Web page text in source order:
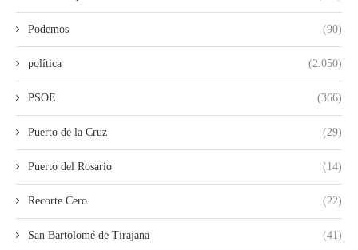
Podemos (90)
política (2.050)
PSOE (366)
Puerto de la Cruz (29)
Puerto del Rosario (14)
Recorte Cero (22)
San Bartolomé de Tirajana (41)